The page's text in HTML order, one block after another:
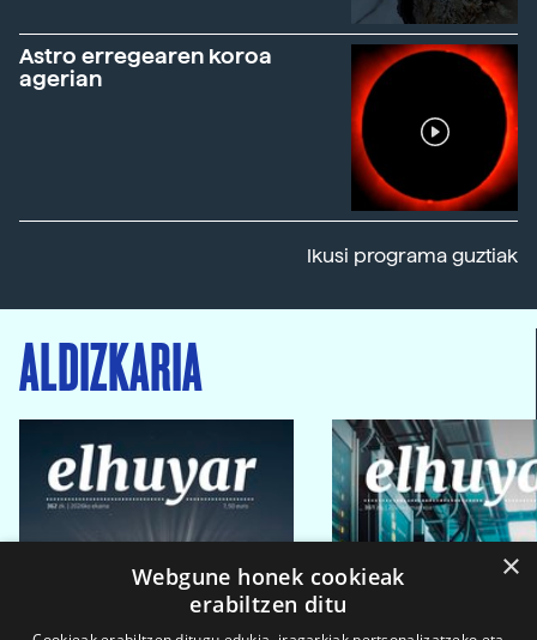
Astro erregearen koroa
agerian
Ikusi programa guztiak
ALDIZKARIA
×
Webgune honek cookieak
erabiltzen ditu